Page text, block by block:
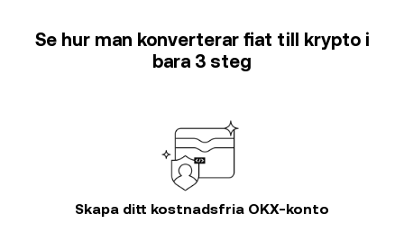
Se hur man konverterar fiat till krypto i
bara 3 steg
Skapa ditt kostnadsfria OKX-konto